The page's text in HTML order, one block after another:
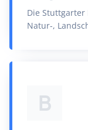
Die
Natur-,
B